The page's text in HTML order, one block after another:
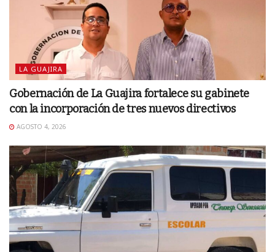
LA GUAJIRA
Gobernación de La Guajira fortalece su gabinete
con la incorporación de tres nuevos directivos
AGOSTO 4, 2026